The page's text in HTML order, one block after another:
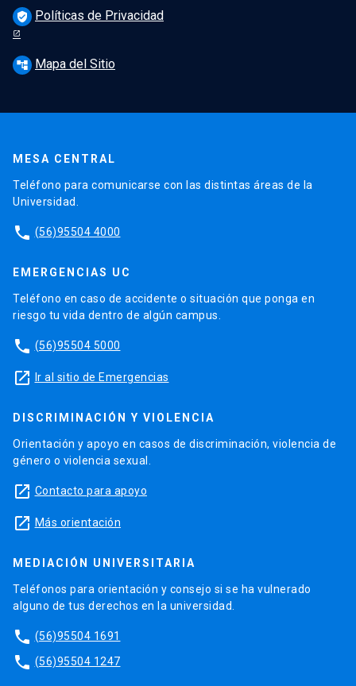
verified_user Políticas de Privacidad
account_tree Mapa del Sitio
MESA CENTRAL
Teléfono para comunicarse con las distintas áreas de la
Universidad.
phone (56)95504 4000
EMERGENCIAS UC
Teléfono en caso de accidente o situación que ponga en
riesgo tu vida dentro de algún campus.
phone (56)95504 5000
launch Ir al sitio de Emergencias
DISCRIMINACIÓN Y VIOLENCIA
Orientación y apoyo en casos de discriminación, violencia de
género o violencia sexual.
launch Contacto para apoyo
launch Más orientación
MEDIACIÓN UNIVERSITARIA
Teléfonos para orientación y consejo si se ha vulnerado
alguno de tus derechos en la universidad.
phone (56)95504 1691
phone (56)95504 1247